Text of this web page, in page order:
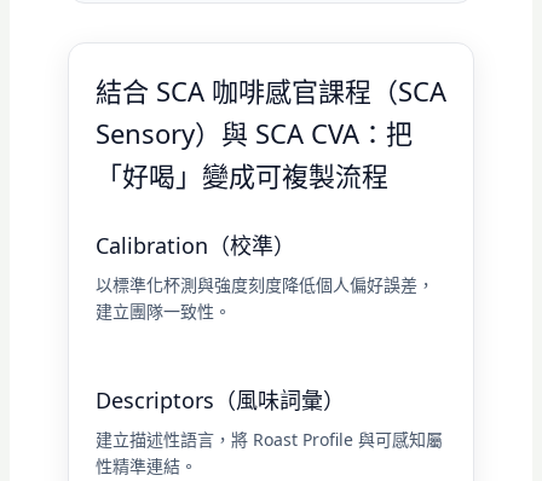
結合 SCA 咖啡感官課程（SCA
Sensory）與 SCA CVA：把
「好喝」變成可複製流程
Calibration（校準）
以標準化杯測與強度刻度降低個人偏好誤差，
建立團隊一致性。
Descriptors（風味詞彙）
建立描述性語言，將 Roast Profile 與可感知屬
性精準連結。